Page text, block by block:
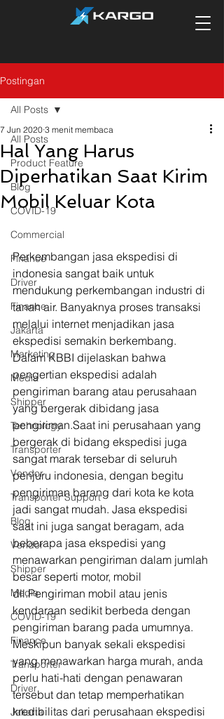
Postingan
All Posts
Product Feature
Blog
COVID-19
Commercial
Finance
Driver
Finance
Jakarta
Marketing
Media
Shipper
Technology
Transporter
Vendor
Transporter Support
Blog
Vendor
Shipper
Media
COVID-19
Finance
Transporter
Driver
Jakarta
All Posts
Hal Yang Harus
Diperhatikan Saat Kirim
Mobil Keluar Kota
7 Jun 2020 3 menit membaca
Perkembangan jasa ekspedisi di
indonesia sangat baik untuk
mendukung perkembangan industri di
tanah air. Banyaknya proses transaksi
melalui internet menjadikan jasa
ekspedisi semakin berkembang.
Dalam KBBI dijelaskan bahwa
pengertian ekspedisi adalah
pengiriman barang atau perusahaan
yang bergerak dibidang jasa
pengiriman.Saat ini perusahaan yang
bergerak di bidang ekspedisi juga
sangat marak tersebar di seluruh
penjuru indonesia, dengan begitu
pengiriman barang dari kota ke kota
jadi sangat mudah. Jasa ekspedisi
saat ini juga sangat beragam, ada
beberapa jasa ekspedisi yang
menawarkan pengiriman dalam jumlah
besar seperti motor, mobil
dll.Pengiriman mobil atau jenis
kendaraan sedikit berbeda dengan
pengiriman barang pada umumnya.
Meskipun banyak sekali ekspedisi
yang menawarkan harga murah, anda
perlu hati-hati dengan penawaran
tersebut dan tetap memperhatikan
kredibilitas dari perusahaan ekspedisi